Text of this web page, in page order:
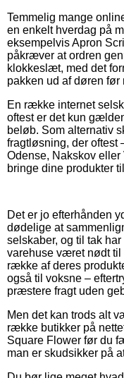
Temmelig mange
en enkelt hverdag på
eksempelvis Apron
påkræver at ordren
klokkeslæt, med det
pakken ud af døren før
En række internet
oftest er det kun
beløb. Som alternativ
fragtløsning, der oftest
Odense, Nakskov eller
bringe dine produkter
Det er jo efterhånden
dødelige at
selskaber, og til tak
varehuse været nødt
række af deres
også til voksne –
præstere fragt uden
Men det kan trods alt
række butikker på
Square Flower før du
man er skudsikker på